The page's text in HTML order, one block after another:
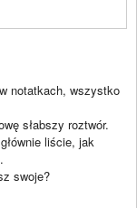
notatkach, wszystko
słabszy roztwór.
liście, jak
swoje?